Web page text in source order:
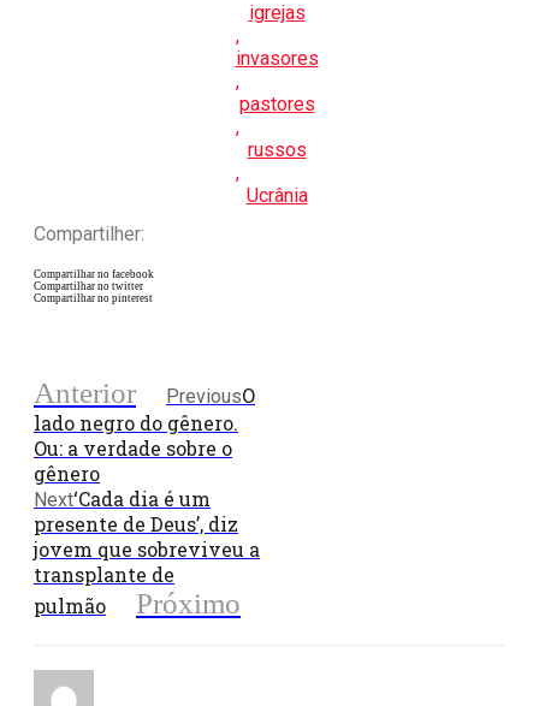
igrejas
,
invasores
,
pastores
,
russos
,
Ucrânia
Compartilher:
Compartilhar no facebook
Compartilhar no twitter
Compartilhar no pinterest
Anterior PreviousO
lado negro do gênero.
Ou: a verdade sobre o
gênero
Next‘Cada dia é um
presente de Deus’, diz
jovem que sobreviveu a
transplante de
pulmão
Próximo